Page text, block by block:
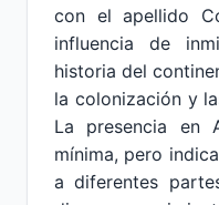
con el apellido
influencia de
historia del
la colonización y
La presencia en
mínima, pero
a diferentes